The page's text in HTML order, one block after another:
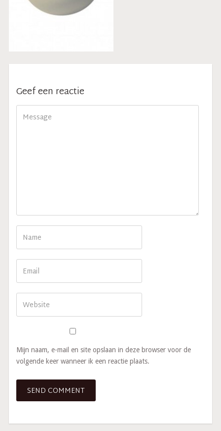
Geef een reactie
Mijn naam, e-mail en site opslaan in deze browser voor de
volgende keer wanneer ik een reactie plaats.